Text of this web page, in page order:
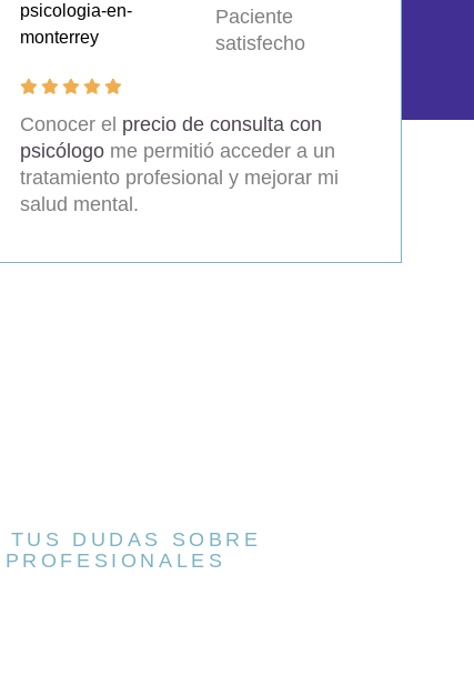
Paciente
satisfecho
Conocer el precio de consulta con
psicólogo me permitió acceder a un
tratamiento profesional y mejorar mi
salud mental.
TUS DUDAS SOBRE